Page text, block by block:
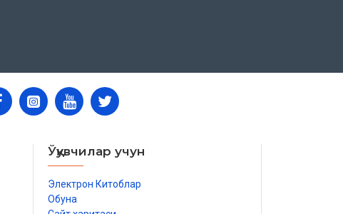
Ўқувчилар учун
Электрон Китоблар
Обуна